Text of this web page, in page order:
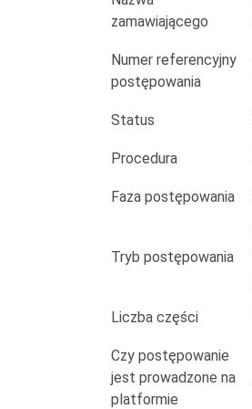
medycznego
zamawiającego
Numer referencyjny
postępowania
Status
Procedura
Faza postępowania
Tryb postępowania
Liczba części
Czy postępowanie
jest prowadzone na
platformie